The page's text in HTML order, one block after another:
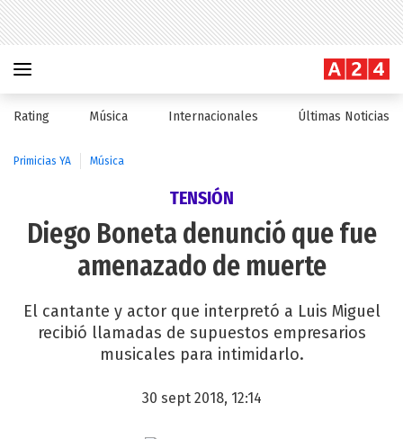
Rating Música Internacionales Últimas Noticias
Primicias YA Música
TENSIÓN
Diego Boneta denunció que fue
amenazado de muerte
El cantante y actor que interpretó a Luis Miguel
recibió llamadas de supuestos empresarios
musicales para intimidarlo.
30 sept 2018, 12:14